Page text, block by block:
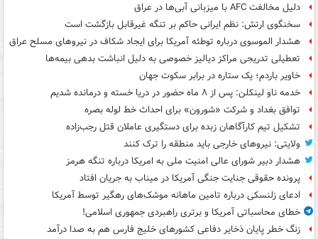
دلیل مخالفت AFC با میزبانی آبی‌ها در عراق
سخنگوی ارتش: نظم ایرانی حاکم بر تنگه غیرقابل بازگشت است
هشدار الموسوی درباره توطئه آمریکا برای ایجاد شکاف در نیروهای مسلح عراق
تعطیلی تدریجی مراکز دیالیز خصوصی به دلیل انباشت بدهی بیمه‌ها
خاویر باردم؛ یک ستاره در برابر سکوت جهان
خدمه ناو لینکلن: پس از ۸ ماه حضور در دریا خسته و درمانده‌ شدیم
توافق بغداد و شرکت «شورون» برای احداث خط لوله بصره
تشکیل تیم کارآگاهان زبده برای دستگیری عاملان قتل رجب‌زاده
ولایتی: نیروهای خارجی باید منطقه را ترک کنند
هشدار دبیر شورای عالی امنیت ملی به امریکا درباره تنگه هرمز
پرونده حقوقی جنایت جنگی آمریکا در میناب به جریان افتاد
ادعای زلنسکی درباره تامین ماهانه موشک‌های رهگیر توسط آمریکا
خطای محاسباتی آمریکا و برتری راهبردی جمهوری اسلامی!
زنگ خطر پایان ذخایر دفاعی کشورهای خلیج فارس هم به صدا درآمد